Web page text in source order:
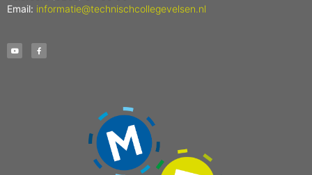
Email: informatie@technischcollegevelsen.nl